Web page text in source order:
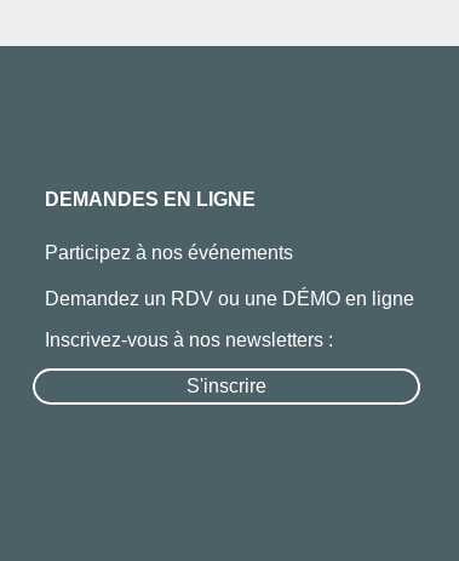
DEMANDES EN LIGNE
Participez à nos événements
Demandez un RDV ou une DÉMO en ligne
Inscrivez-vous à nos newsletters :
S'inscrire